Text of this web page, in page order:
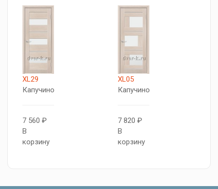
XL29
Капучино
7 560 ₽
В
корзину
XL05
Капучино
7 820 ₽
В
корзину